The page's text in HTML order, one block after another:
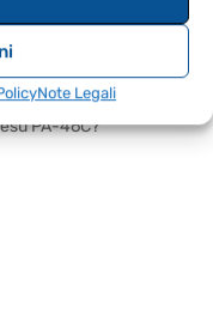
Note Legali
PA-46C?